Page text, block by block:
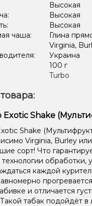
Высокая
Высокая
Высокая
чаша:
Глина
Virginia,
Украина
100 г
Turbo
Shake
Shake
Virginia, Burley
сорт! Что
обработки,
каждой
и отличается
табак подойдёт